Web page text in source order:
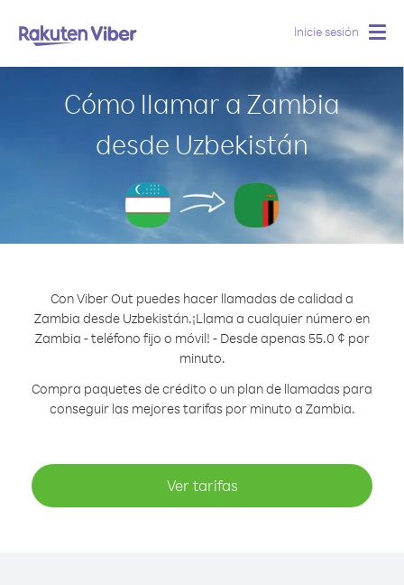
Inicie sesión
Cómo llamar a Zambia
desde Uzbekistán
Con Viber Out puedes hacer llamadas de calidad a
Zambia desde Uzbekistán.¡Llama a cualquier número en
Zambia - teléfono fijo o móvil! - Desde apenas 55.0 ¢ por
minuto.
Compra paquetes de crédito o un plan de llamadas para
conseguir las mejores tarifas por minuto a Zambia.
Ver tarifas